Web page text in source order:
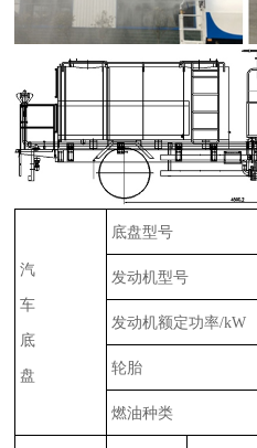
汽
车
底
盘
底盘型号
发动机型号
发动机额定功率/kW
轮胎
燃油种类